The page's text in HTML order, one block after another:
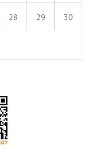
28 29 30